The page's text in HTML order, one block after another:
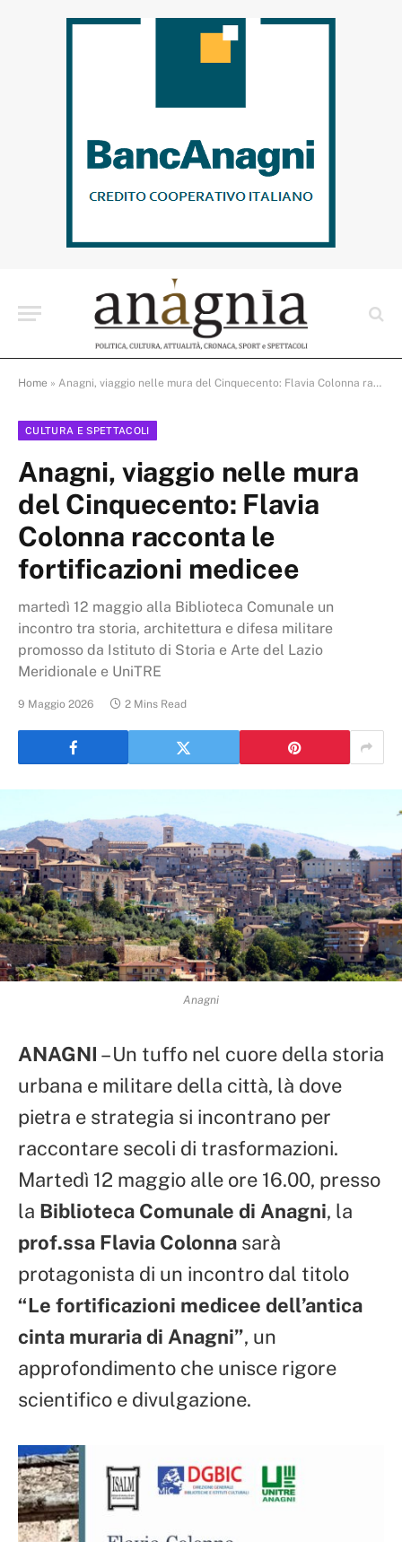
Home » Anagni, viaggio nelle mura del Cinquecento: Flavia Colonna racconta le fortificazioni medicee
CULTURA E SPETTACOLI
Anagni, viaggio nelle mura
del Cinquecento: Flavia
Colonna racconta le
fortificazioni medicee
martedì 12 maggio alla Biblioteca Comunale un
incontro tra storia, architettura e difesa militare
promosso da Istituto di Storia e Arte del Lazio
Meridionale e UniTRE
9 Maggio 2026 2 Mins Read
Anagni
ANAGNI – Un tuffo nel cuore della storia
urbana e militare della città, là dove
pietra e strategia si incontrano per
raccontare secoli di trasformazioni.
Martedì 12 maggio alle ore 16.00, presso
la Biblioteca Comunale di Anagni, la
prof.ssa Flavia Colonna sarà
protagonista di un incontro dal titolo
“Le fortificazioni medicee dell’antica
cinta muraria di Anagni”, un
approfondimento che unisce rigore
scientifico e divulgazione.